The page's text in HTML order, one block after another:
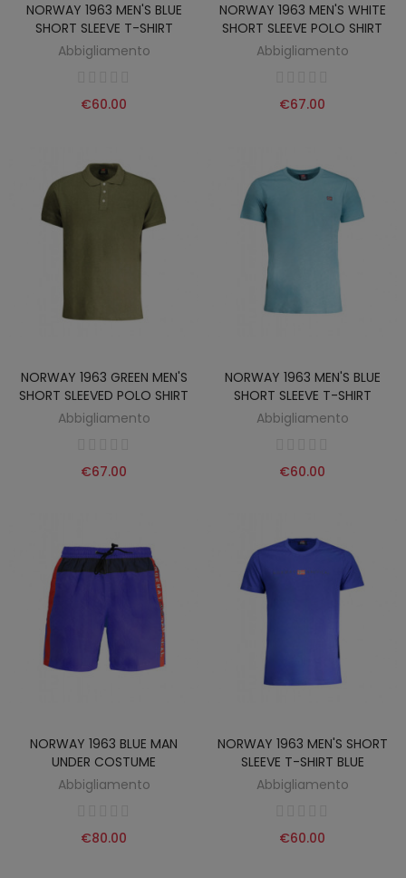
NORWAY 1963 MEN'S BLUE
SHORT SLEEVE T-SHIRT
Abbigliamento
€60.00
NORWAY 1963 MEN'S WHITE
SHORT SLEEVE POLO SHIRT
Abbigliamento
€67.00
NORWAY 1963 GREEN MEN'S
SHORT SLEEVED POLO SHIRT
Abbigliamento
€67.00
NORWAY 1963 MEN'S BLUE
SHORT SLEEVE T-SHIRT
Abbigliamento
€60.00
NORWAY 1963 BLUE MAN
UNDER COSTUME
Abbigliamento
€80.00
NORWAY 1963 MEN'S SHORT
SLEEVE T-SHIRT BLUE
Abbigliamento
€60.00